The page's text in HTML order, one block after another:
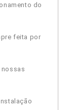
do
feita por